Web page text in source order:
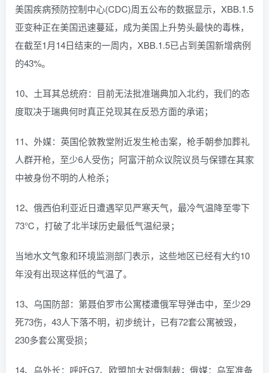
美国疾病预防控制中心(CDC)周五公布的数据显示，XBB.1.5
亚变种正在美国迅速蔓延，成为美国上升势头最快的毒株，
在截至1月14日结束的一周内，XBB.1.5已占到美国新增病例
的43%。
10、土耳其总统府：目前无法批准瑞典加入北约，我们的态
度取决于瑞典何时真正兑现其在反恐方面的承诺；
11、外媒：英国伦敦教堂附近发生枪击案，枪手朝参加葬礼
人群开枪，至少6人受伤；阿富汗前众议院议员与保镖在其家
中被身份不明的人枪杀；
12、俄西伯利亚近日遭遇罕见严寒天气，最冷气温降至零下
73℃，打破了北半球历史最低气温纪录；
当地水文气象和环境监测部门表示，这些地区已经有大约10
年没有出现这样低的气温了。
13、乌国防部：第聂伯罗市公寓楼遭俄军导弹击中，至少29
死73伤，43人下落不明，初步统计，已有72套公寓被毁，
230多套公寓受损；
14、乌外长：呼吁G7、欧盟加大对俄制裁；俄媒：乌军准备